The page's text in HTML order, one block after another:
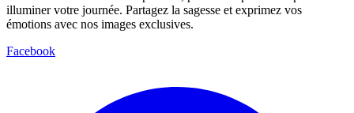
illuminer votre journée. Partagez la sagesse et exprimez vos
émotions avec nos images exclusives.
Facebook